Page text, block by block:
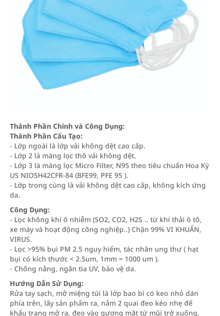
Thành Phần Chính và Công Dụng:
Thành Phần Cấu Tạo:
- Lớp ngoài là lớp vải không dệt cao cấp.
- Lớp 2 là màng lọc thô vải không dệt.
- Lớp 3 là màng lọc Micro Filter, N95 theo tiêu chuẩn Hoa Kỳ
US NIOSH42CFR-84 (BFE99, PFE 95 ).
- Lớp trong cùng là vải không dệt cao cấp, không kích ứng
da.
Công Dụng:
- Lọc không khí ô nhiễm (SO2, CO2, H2S .. từ khí thải ô tô,
xe máy và hoạt động công nghiệp..) Chặn 99% VI KHUẨN,
VIRUS.
- Lọc >95% bụi PM 2.5 nguy hiểm, tác nhân ung thư ( hạt
bụi có kích thước < 2.5um, 1mm = 1000 um ).
- Chống nắng, ngăn tia UV, bảo vệ da.
Hướng Dẫn Sử Dụng:
Rửa tay sạch, mở miệng túi là lớp bao bì có keo nhỏ dán
phía trên, lấy sản phẩm ra, nắm 2 quai đeo kéo nhẹ để
khẩu trang mở ra, đeo vào gương mặt từ mũi trở xuống.